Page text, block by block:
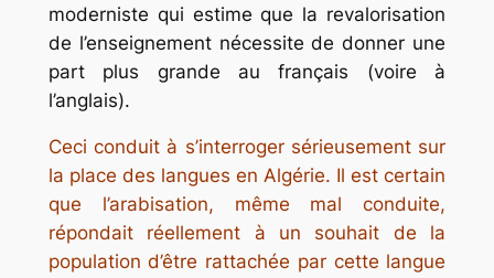
moderniste qui estime que la revalorisation
de l’enseignement nécessite de donner une
part plus grande au français (voire à
l’anglais).
Ceci conduit à s’interroger sérieusement sur
la place des langues en Algérie. Il est certain
que l’arabisation, même mal conduite,
répondait réellement à un souhait de la
population d’être rattachée par cette langue